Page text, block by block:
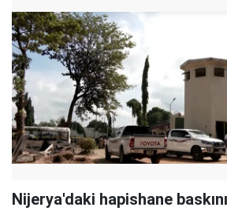
Nijerya'daki hapishane